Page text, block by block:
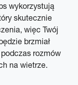
wykorzystują
skutecznie
więc Twój
brzmiał
rozmów
na wietrze.